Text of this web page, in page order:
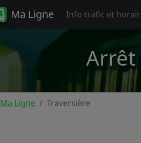
Ma Ligne Info trafic et
Arrêt
Ma Ligne Traversière